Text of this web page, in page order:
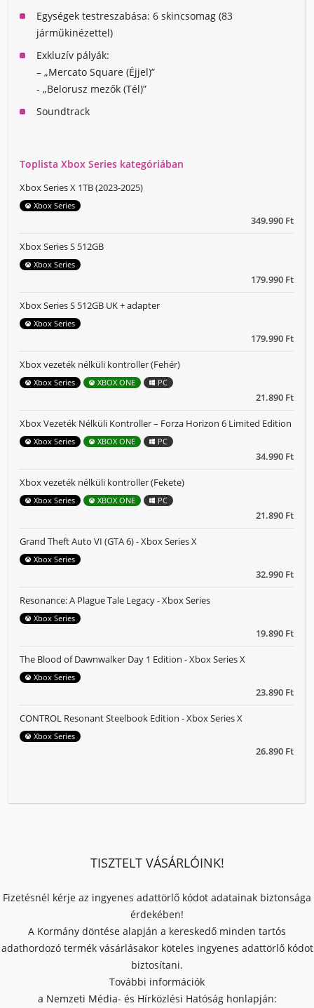
Egységek testreszabása: 6 skincsomag (83
járműkinézettel)
Exkluzív pályák:
– „Mercato Square (Éjjel)”
- „Belorusz mezők (Tél)”
Soundtrack
Toplista Xbox Series kategóriában
349.990 Ft
Xbox Series X 1TB (2023-2025)
Xbox Series
179.990 Ft
Xbox Series S 512GB
Xbox Series
179.990 Ft
Xbox Series S 512GB UK + adapter
Xbox Series
21.890 Ft
Xbox vezeték nélküli kontroller (Fehér)
Xbox Series XBOX ONE PC
34.990 Ft
Xbox Vezeték Nélküli Kontroller – Forza Horizon 6 Limited Edition
Xbox Series XBOX ONE PC
21.890 Ft
Xbox vezeték nélküli kontroller (Fekete)
Xbox Series XBOX ONE PC
32.990 Ft
Grand Theft Auto VI (GTA 6) - Xbox Series X
Xbox Series
19.890 Ft
Resonance: A Plague Tale Legacy - Xbox Series
Xbox Series
23.890 Ft
The Blood of Dawnwalker Day 1 Edition - Xbox Series X
Xbox Series
26.890 Ft
CONTROL Resonant Steelbook Edition - Xbox Series X
Xbox Series
TISZTELT VÁSÁRLÓINK!
Fizetésnél kérje az ingyenes adattörlő kódot adatainak biztonsága
érdekében!
A Kormány döntése alapján a kereskedő minden tartós
adathordozó termék vásárlásakor köteles ingyenes adattörlő kódot
biztosítani.
További információk
a Nemzeti Média- és Hírközlési Hatóság honlapján: